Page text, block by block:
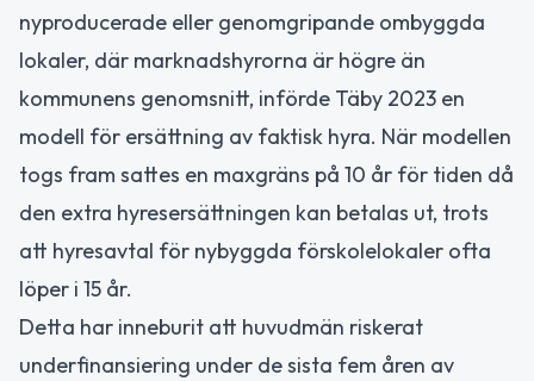
nyproducerade eller genomgripande ombyggda
lokaler, där marknadshyrorna är högre än
kommunens genomsnitt, införde Täby 2023 en
modell för ersättning av faktisk hyra. När modellen
togs fram sattes en maxgräns på 10 år för tiden då
den extra hyresersättningen kan betalas ut, trots
att hyresavtal för nybyggda förskolelokaler ofta
löper i 15 år.
Detta har inneburit att huvudmän riskerat
underfinansiering under de sista fem åren av